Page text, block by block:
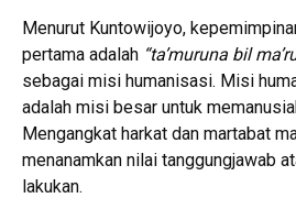
Menurut Kuntowijoyo,
pertama adalah “ta’muruna bil
sebagai misi humanisasi. Misi
adalah misi besar untuk
Mengangkat harkat dan martabat
menanamkan nilai tanggungjawab
lakukan.